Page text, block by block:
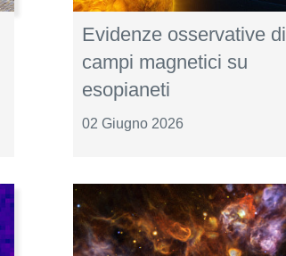
Evidenze osservative di
campi magnetici su
esopianeti
02 Giugno 2026